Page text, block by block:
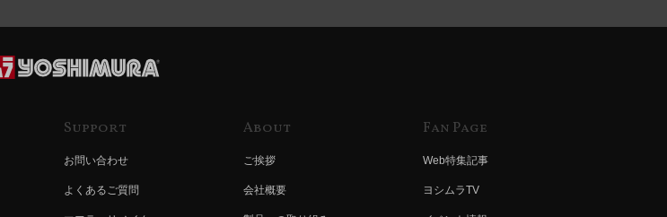
Support
お問い合わせ
よくあるご質問
About
ご挨拶
会社概要
Fan Page
Web特集記事
ヨシムラTV